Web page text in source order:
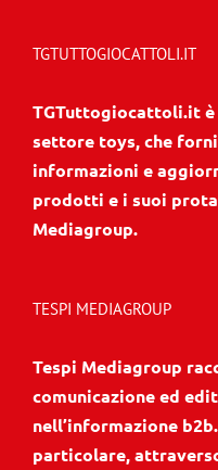
TGTUTTOGIOCATTOLI.IT
TGTuttogiocattoli.it
settore toys, che
informazioni e
prodotti e i suoi
Mediagroup.
TESPI MEDIAGROUP
Tespi Mediagroup
comunicazione ed
nell’informazione
particolare,